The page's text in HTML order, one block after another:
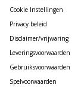
Cookie Instellingen
Privacy beleid
Disclaimer/vrijwaring
Leveringsvoorwaarden
Gebruiksvoorwaarden
Spelvoorwaarden